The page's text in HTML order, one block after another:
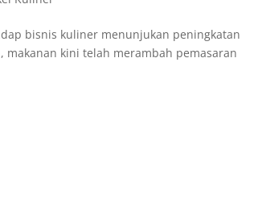
bisnis kuliner menunjukan peningkatan
makanan kini telah merambah pemasaran